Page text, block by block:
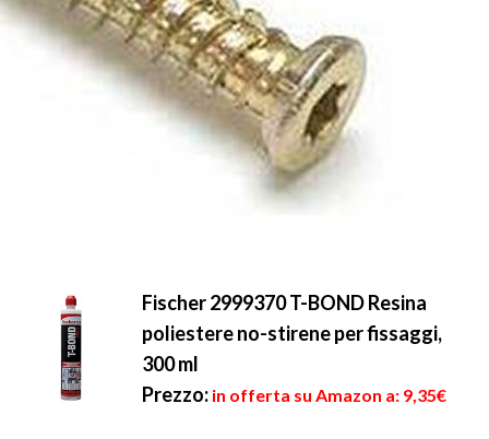
Fischer 2999370 T-BOND Resina
poliestere no-stirene per fissaggi,
300 ml
Prezzo: in offerta su Amazon a: 9,35€